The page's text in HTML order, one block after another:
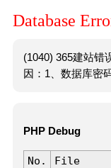
Database
(1040) 365建站错
因：1、数据库密
PHP Debug
No. File